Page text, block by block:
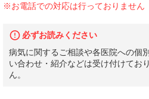
※お電話での対応は行っておりません
必ずお読みください
病気に関するご相談や各医院への個
い合わせ・紹介などは受け付けてお
ん。